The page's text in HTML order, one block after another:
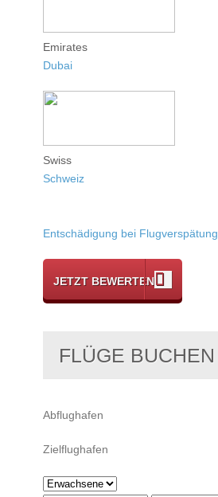
Emirates
Dubai
Swiss
Schweiz
Entschädigung bei Flugverspätung
JETZT BEWERTEN
FLÜGE BUCHEN